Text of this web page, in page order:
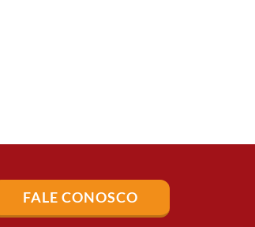
FALE CONOSCO